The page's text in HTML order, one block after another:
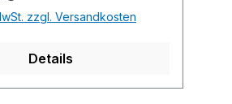
zzgl. Versandkosten
Details